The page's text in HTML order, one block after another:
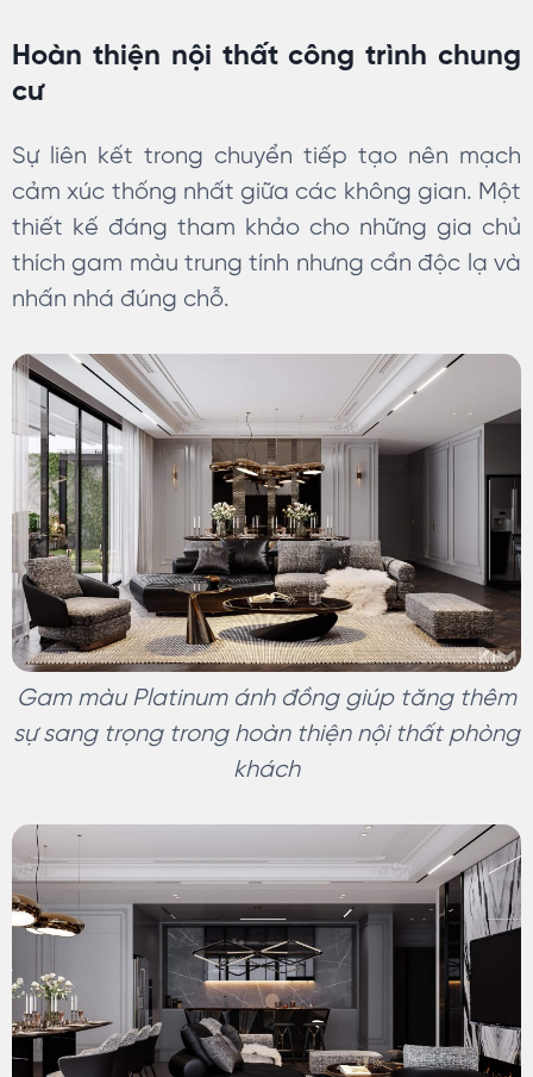
Hoàn thiện nội thất công trình chung
cư
Sự liên kết trong chuyển tiếp tạo nên mạch
cảm xúc thống nhất giữa các không gian. Một
thiết kế đáng tham khảo cho những gia chủ
thích gam màu trung tính nhưng cần độc lạ và
nhấn nhá đúng chỗ.
Gam màu Platinum ánh đồng giúp tăng thêm
sự sang trọng trong hoàn thiện nội thất phòng
khách